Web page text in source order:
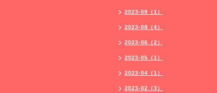
2023-09（1）
2023-08（4）
2023-06（2）
2023-05（1）
2023-04（1）
2023-02（3）